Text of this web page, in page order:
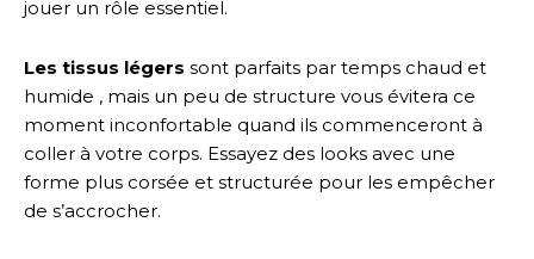
jouer un rôle essentiel.
Les tissus légers sont parfaits par temps chaud et
humide , mais un peu de structure vous évitera ce
moment inconfortable quand ils commenceront à
coller à votre corps. Essayez des looks avec une
forme plus corsée et structurée pour les empêcher
de s’accrocher.